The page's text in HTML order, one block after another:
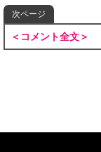
次ページ
＜コメント全文＞